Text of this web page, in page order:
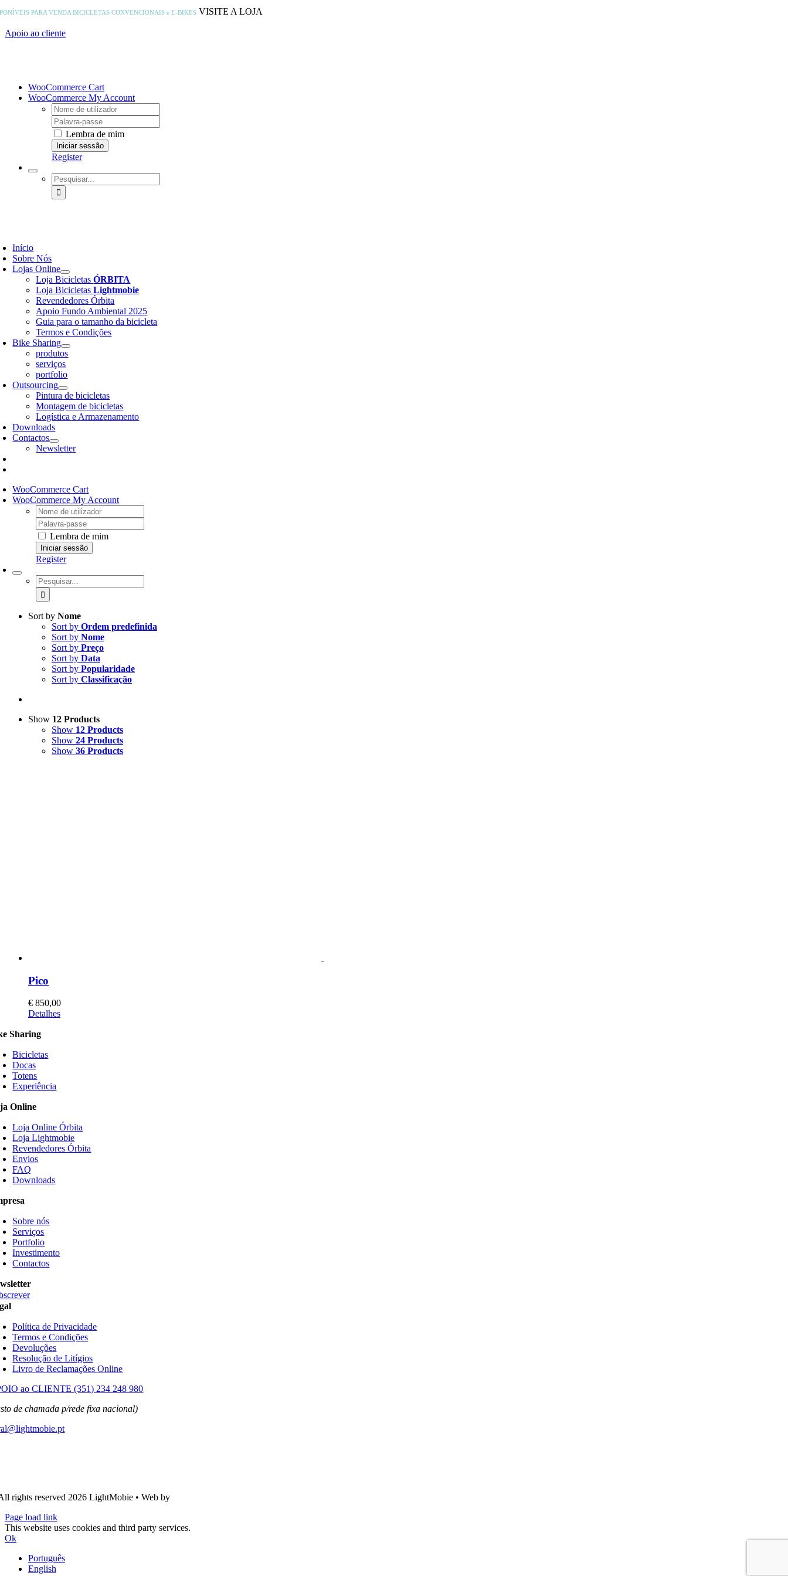
Skip
content
PARA VENDABICICLETAS CONVENCIONAIS e E-BIKES VISITE A LOJA
Apoio ao cliente
WooCommerce Cart
WooCommerce My Account
Username:
Password:
Lembra de mim
Register
Pesquisar
Início
Sobre Nós
Lojas Online
Loja BicicletasÓRBITA
Loja BicicletasLightmobie
Revendedores Órbita
Apoio Fundo Ambiental 2025
Guia para o tamanho da bicicleta
Termos e Condições
Bike Sharing
produtos
serviços
portfolio
Outsourcing
Pintura de bicicletas
Montagem de bicicletas
Logística e Armazenamento
Downloads
Contactos
Newsletter
WooCommerce Cart
WooCommerce My Account
Username:
Password:
Lembra de mim
Register
Pesquisar
Sort by Nome
Sort by Ordem predefinida
Sort by Nome
Sort by Preço
Sort by Data
Sort by Popularidade
Sort by Classificação
Show 12 Products
Show 12 Products
Show 24 Products
Show 36 Products
Pico
€ 850,00
This
has
variants.
The
options
may
chosen
the
product
page
Detalhes
Sharing
Bicicletas
Docas
Totens
Experiência
Online
Loja Online Órbita
Loja Lightmobie
Revendedores Órbita
Envios
FAQ
Downloads
Sobre nós
Serviços
Portfolio
Investimento
Contactos
Política de Privacidade
Termos e Condições
Devoluções
Resolução de Litígios
Livro de Reclamações Online
ao CLIENTE (351) 234 248 980
de chamada p/rede fixa nacional)
rights reserved2026 LightMobie • Web by
Page load link
This website uses cookies and third party services.
Ok
Português
English